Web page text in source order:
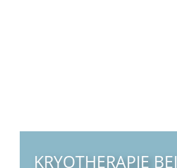
KRYOTHERAPIE BEI